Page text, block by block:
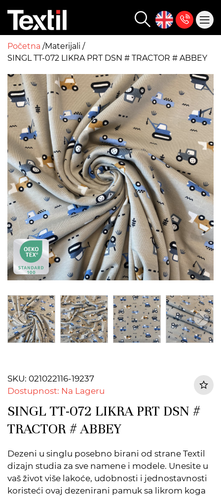
Početna Materijali
SINGL TT-072 LIKRA PRT DSN # TRACTOR # ABBEY
SKU: 021022116-19237
Dostupnost: Na Lageru
SINGL TT-072 LIKRA PRT DSN #
TRACTOR # ABBEY
Dezeni u singlu posebno birani od strane Textil
dizajn studia za sve namene i modele. Unesite u
vaš život više lakoće, udobnosti i jednostavnosti
koristeći ovaj dezenirani pamuk sa likrom koga